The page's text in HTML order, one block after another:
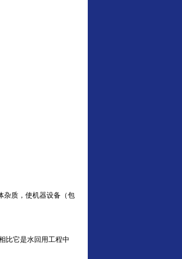
杂质，使机器设备（包
比它是水回用工程中